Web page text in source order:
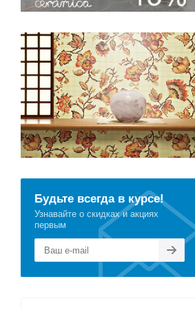
Будьте всегда в курсе!
Узнавайте о скидках и акциях
первым